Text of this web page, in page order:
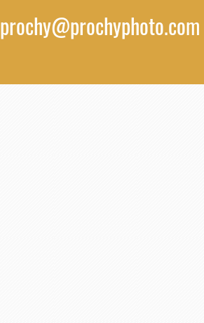
prochy@prochyphoto.com